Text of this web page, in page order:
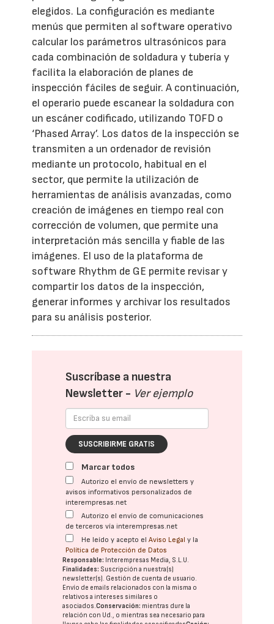
elegidos. La configuración es mediante
menús que permiten al software operativo
calcular los parámetros ultrasónicos para
cada combinación de soldadura y tubería y
facilita la elaboración de planes de
inspección fáciles de seguir. A continuación,
el operario puede escanear la soldadura con
un escáner codificado, utilizando TOFD o
‘Phased Array’. Los datos de la inspección se
transmiten a un ordenador de revisión
mediante un protocolo, habitual en el
sector, que permite la utilización de
herramientas de análisis avanzadas, como
creación de imágenes en tiempo real con
corrección de volumen, que permite una
interpretación más sencilla y fiable de las
imágenes. El uso de la plataforma de
software Rhythm de GE permite revisar y
compartir los datos de la inspección,
generar informes y archivar los resultados
para su análisis posterior.
Suscríbase a nuestra
Newsletter - Ver ejemplo
SUSCRIBIRME GRATIS
Marcar todos
Autorizo el envío de newsletters y
avisos informativos personalizados de
interempresas.net
Autorizo el envío de comunicaciones
de terceros vía interempresas.net
He leído y acepto elAviso Legal y la
Política de Protección de Datos
Responsable: Interempresas Media, S.L.U.
Finalidades: Suscripción a nuestra(s)
newsletter(s). Gestión de cuenta de usuario.
Envío de emails relacionados con la misma o
relativos a intereses similares o
asociados.Conservación: mientras dure la
relación con Ud., o mientras sea necesario para